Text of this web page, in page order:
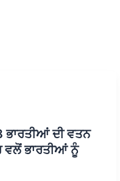
ਦੀ ਵਤਨ
ਵਲੋਂ ਭਾਰਤੀਆਂ ਨੂੰ